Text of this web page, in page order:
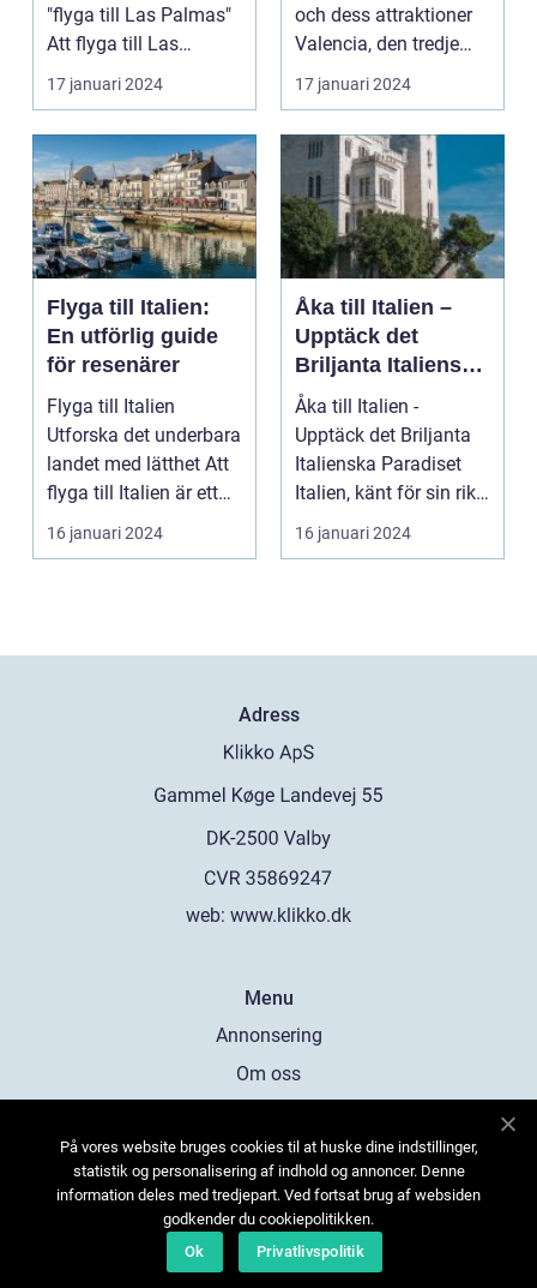
"flyga till Las Palmas"
Att flyga till Las
Palmas, beläget ...
17 januari 2024
och dess attraktioner
Valencia, den tredje
största...
17 januari 2024
Flyga till Italien:
En utförlig guide
för resenärer
Flyga till Italien
Utforska det underbara
landet med lätthet Att
flyga till Italien är ett
fantast...
16 januari 2024
Åka till Italien –
Upptäck det
Briljanta Italienska
Paradiset
Åka till Italien -
Upptäck det Briljanta
Italienska Paradiset
Italien, känt för sin rika
historia, ...
16 januari 2024
Adress
web: www.klikko.dk
Menu
Annonsering
Om oss
Kontakta oss
Sitemap
På vores website bruges cookies til at huske dine indstillinger,
statistik og personalisering af indhold og annoncer. Denne
information deles med tredjepart. Ved fortsat brug af websiden
godkender du cookiepolitikken.
Ok
Privatlivspolitik